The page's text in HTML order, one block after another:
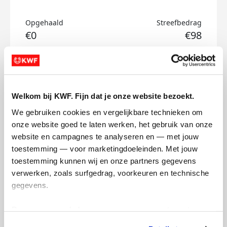
Welkom bij KWF. Fijn dat je onze website bezoekt.
We gebruiken cookies en vergelijkbare technieken om
onze website goed te laten werken, het gebruik van onze
website en campagnes te analyseren en — met jouw
toestemming — voor marketingdoeleinden. Met jouw
toestemming kunnen wij en onze partners gegevens
verwerken, zoals surfgedrag, voorkeuren en technische
gegevens.
Opgehaald
€0
Streefbedrag
€98
Doneer
Joep's badges